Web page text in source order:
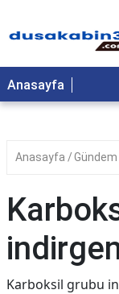
Anasayfa
Anasayfa Gündem
Karboksil grubu